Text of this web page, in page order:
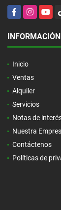
FacebookInstagram
INFORMACIÓN
Inicio
Ventas
Alquiler
Servicios
Notas de
Nuestra
Contáctenos
Políticas de